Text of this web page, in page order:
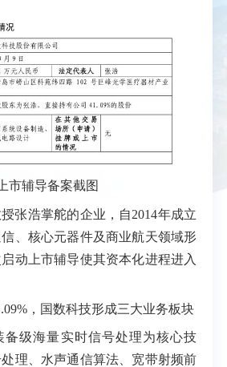
上市辅导备案截图
张浩掌舵的企业，自2014年成立
、核心元器件及商业航天领域形
动上市辅导使其资本化进程进入
，国数科技形成三大业务板块
备级海量实时信号处理为核心技
理、水声通信算法、宽带射频前